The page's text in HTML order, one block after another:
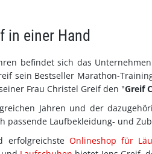
in einer Hand
befindet sich das
sein Bestseller Marathon-
Frau Christel Greif den "Greif
Jahren und der
passende Laufbekleidung- und
erfolgreichste Onlineshop für